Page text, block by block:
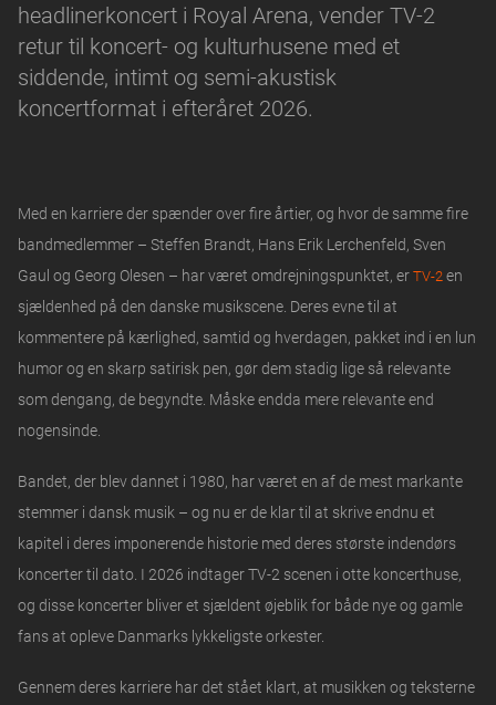
headlinerkoncert i Royal Arena, vender TV-2
retur til koncert- og kulturhusene med et
siddende, intimt og semi-akustisk
koncertformat i efteråret 2026.
Med en karriere der spænder over fire årtier, og hvor de samme fire
bandmedlemmer – Steffen Brandt, Hans Erik Lerchenfeld, Sven
Gaul og Georg Olesen – har været omdrejningspunktet, er TV-2 en
sjældenhed på den danske musikscene. Deres evne til at
kommentere på kærlighed, samtid og hverdagen, pakket ind i en lun
humor og en skarp satirisk pen, gør dem stadig lige så relevante
som dengang, de begyndte. Måske endda mere relevante end
nogensinde.
Bandet, der blev dannet i 1980, har været en af de mest markante
stemmer i dansk musik – og nu er de klar til at skrive endnu et
kapitel i deres imponerende historie med deres største indendørs
koncerter til dato. I 2026 indtager TV-2 scenen i otte koncerthuse,
og disse koncerter bliver et sjældent øjeblik for både nye og gamle
fans at opleve Danmarks lykkeligste orkester.
Gennem deres karriere har det stået klart, at musikken og teksterne